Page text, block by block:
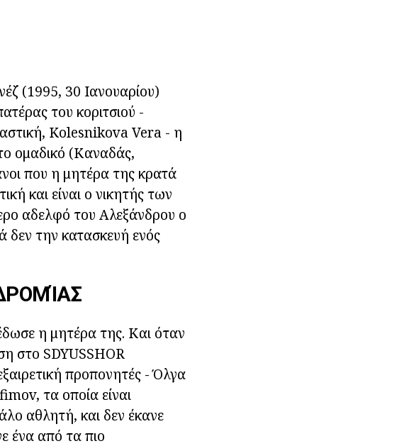
(1995, 30 Ιανουαρίου)
του κοριτσιού -
Kolesnikova Vera - η
ομαδικό (Καναδάς,
που η μητέρα της κρατά
και είναι ο νικητής των
αδελφό του Αλεξάνδρου ο
δεν την κατασκευή ενός
η μητέρα της. Και όταν
στο SDYUSSHOR
προπονητές - Όλγα
τα οποία είναι
αθλητή, και δεν έκανε
ένα από τα πιο